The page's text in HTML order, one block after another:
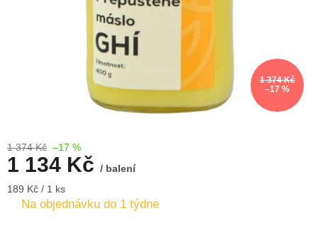
1 374 Kč
–17 %
1 374 Kč –17 %
1 134 Kč / balení
Měrná
cena:
189 Kč / 1 ks
Na objednávku do 1 týdne